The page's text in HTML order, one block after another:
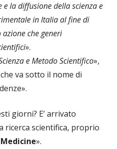
e la diffusione della scienza e
in Italia al fine di
che generi
».
e Metodo Scientifico»,
va sotto il nome di
giorni? E’ arrivato
ricerca scientifica, proprio
».